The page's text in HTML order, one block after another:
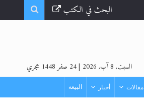
البحث في الكتب
السبت, 8 آب, 2026 |24 صفر 1448 هجري
مقالات أخبار البيعة